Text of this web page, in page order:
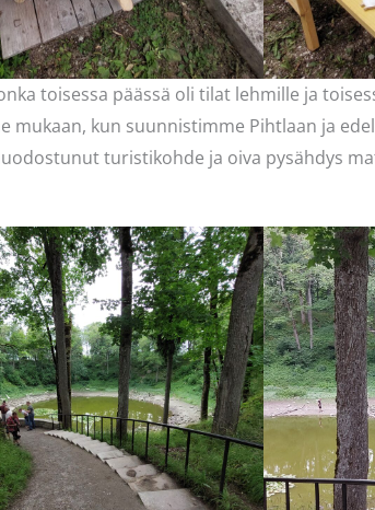
toisessa päässä oli tilat lehmille ja
kun suunnistimme Pihtlaan ja
turistikohde ja oiva pysähdys